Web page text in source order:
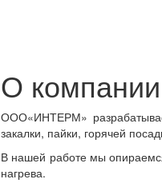
О компании
ООО«ИНТЕРМ»
закалки, пайки, горячей
В нашей работе мы
нагрева.